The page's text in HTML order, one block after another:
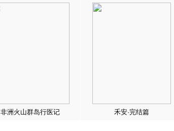
非洲火山群岛行医记 禾安·完结篇